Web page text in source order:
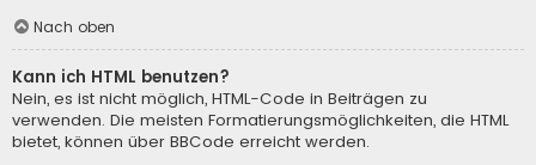
Nach oben
Kann ich HTML benutzen?
Nein, es ist nicht möglich, HTML-Code in Beiträgen zu
verwenden. Die meisten Formatierungsmöglichkeiten, die HTML
bietet, können über BBCode erreicht werden.